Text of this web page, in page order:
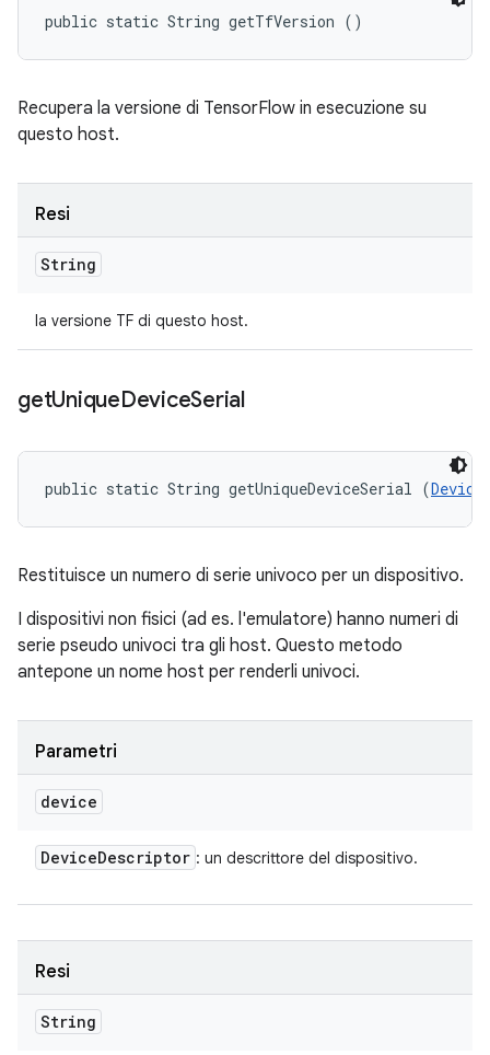
public static String getTfVersion ()
Recupera la versione di TensorFlow in esecuzione su
questo host.
Resi
String
la versione TF di questo host.
getUniqueDeviceSerial
public static String getUniqueDeviceSerial (
Restituisce un numero di serie univoco per un dispositivo.
I dispositivi non fisici (ad es. l'emulatore) hanno numeri di
serie pseudo univoci tra gli host. Questo metodo
antepone un nome host per renderli univoci.
Parametri
device
DeviceDescriptor : un descrittore del dispositivo.
Resi
String